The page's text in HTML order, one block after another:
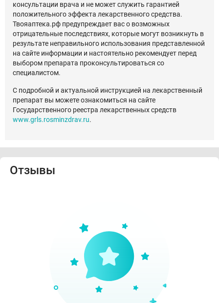
консультации врача и не может служить гарантией
положительного эффекта лекарственного средства.
Твояаптека.рф предупреждает вас о возможных
отрицательные последствиях, которые могут возникнуть в
результате неправильного использования представленной
на сайте информации и настоятельно рекомендует перед
выбором препарата проконсультироваться со
специалистом.
С подробной и актуальной инструкцией на лекарственный
препарат вы можете ознакомиться на сайте
Государственного реестра лекарственных средств
www.grls.rosminzdrav.ru.
Отзывы